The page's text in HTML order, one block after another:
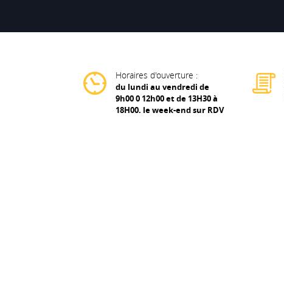
Horaires d'ouverture :
du lundi au vendredi de
9h00 0 12h00 et de 13H30 à
18H00. le week-end sur RDV